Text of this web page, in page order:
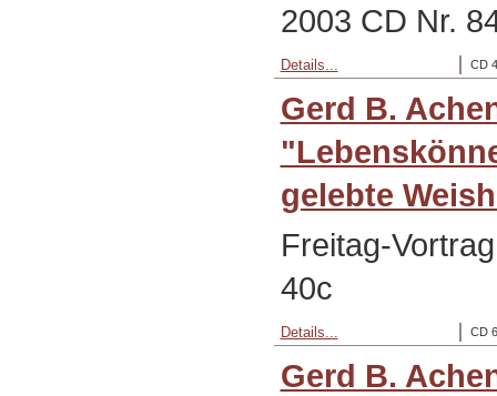
2003 CD Nr.
CD
Details...
Gerd B.
gelebte
Freitag-
40c
CD
Details...
Gerd B.